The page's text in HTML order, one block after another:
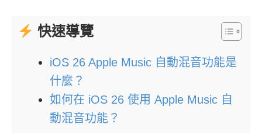
快速導覽
iOS 26 Apple Music 自動混音功能是
什麼？
如何在 iOS 26 使用 Apple Music 自
動混音功能？